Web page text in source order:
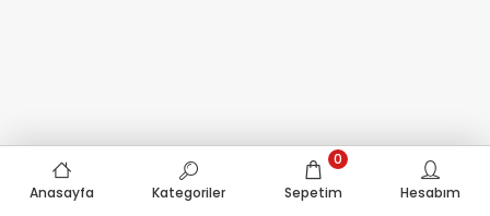
Anasayfa Kategoriler Sepetim
0
Hesabım